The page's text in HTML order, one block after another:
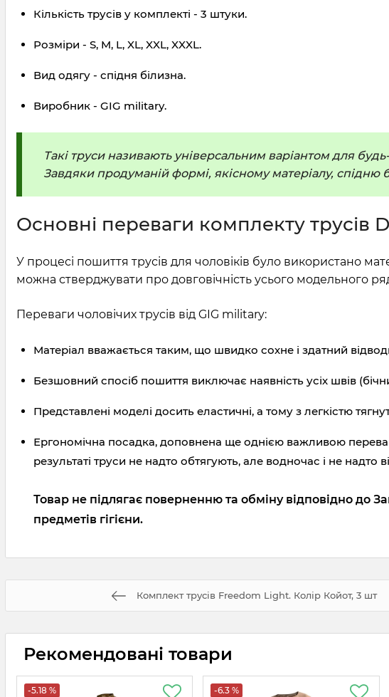
Кількість трусів у комплекті - 3 штуки.
Розміри - S, M, L, XL, XXL, XXXL.
Вид одягу - спідня білизна.
Виробник - GIG military.
Такі труси називають універсальним варіантом для
Завдяки продуманій формі, якісному матеріалу, спідню
Основні переваги комплекту трусів
У процесі пошиття трусів для чоловіків було використано
можна стверджувати про довговічність усього модельного
Переваги чоловічих трусів від GIG military:
Матеріал вважається таким, що швидко сохне і здатний
Безшовний спосіб пошиття виключає наявність усіх швів
Представлені моделі досить еластичні, а тому з легкістю
Ергономічна посадка, доповнена ще однією важливою
результаті труси не надто обтягують, але водночас і не надто
Товар не підлягає поверненню та обміну відповідно до
предметів гігієни.
Комплект трусів Freedom Light. Колір Койот, 3 шт
Рекомендовані товари
-5.18 % -6.3 %